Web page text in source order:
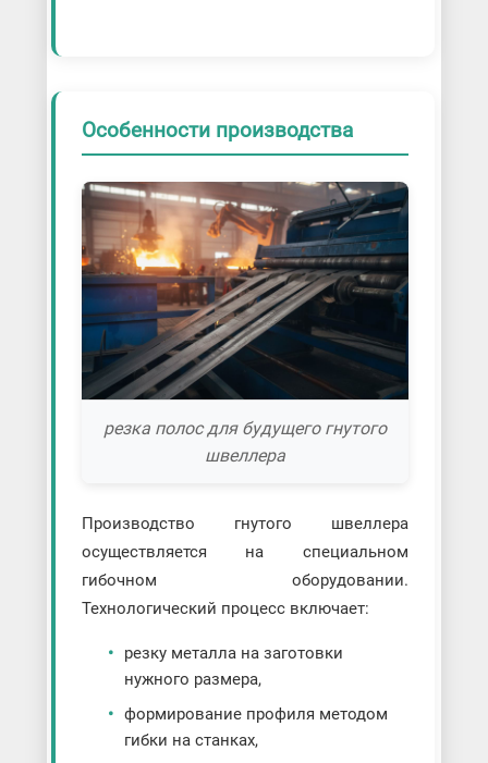
Особенности производства
резка полос для будущего гнутого
швеллера
Производство гнутого швеллера
осуществляется на специальном
гибочном оборудовании.
Технологический процесс включает:
резку металла на заготовки
нужного размера,
формирование профиля методом
гибки на станках,